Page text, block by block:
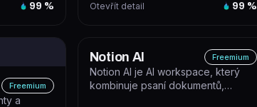
99 %
zaměstnancům i zákazn...
Otevřít detail 99 %
Freemium
a
Notion AI Freemium
Notion AI je AI workspace, který
kombinuje psaní dokumentů,